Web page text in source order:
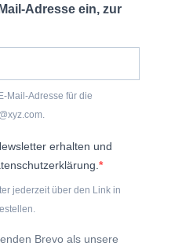
Adresse ein, zur
Mail-Adresse für die
erhalten und
jederzeit über den Link in
Brevo als unsere